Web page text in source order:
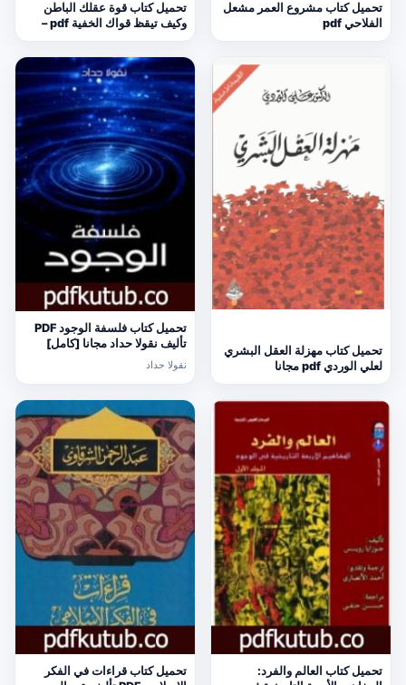
تحميل كتاب مشروع العمر مشعل
الفلاحي pdf
تحميل كتاب قوة عقلك الباطن
وكيف تيقظ قواك الخفية pdf –
ارثر توني
تحميل كتاب مهزلة العقل البشري
لعلي الوردي pdf مجانا
تحميل كتاب فلسفة الوجود PDF
تأليف نقولا حداد مجانا [كامل]
نقولا حداد
تحميل كتاب العالم والفرد:
تحميل كتاب قراءات في الفكر